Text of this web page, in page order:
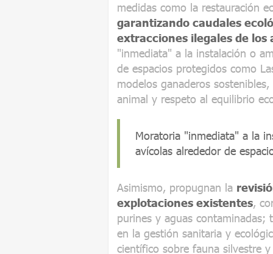
medidas como la restauración
garantizando caudales
extracciones ilegales de los
"inmediata" a la instalación o
de espacios protegidos como
modelos ganaderos
animal y respeto al equilibrio
Moratoria "inmediata" a la
avícolas alrededor de
Asimismo, propugnan la
explotaciones existentes,
purines y aguas contaminadas;
en la gestión sanitaria y
científico sobre fauna silvestre